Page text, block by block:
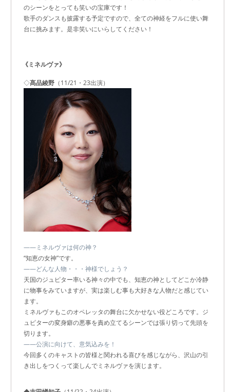
のシーンをとっても笑いの宝庫です！
歌手のダンスも披露する予定ですので、全ての神経をフルに使い舞
台に挑みます。是非笑いにいらしてください！
《ミネルヴァ》
◇髙品綾野 （11/21・23出演）
――ミネルヴァは何の神？
“知恵の女神”です。
――どんな人物・・・神様でしょう？
天国のジュピター率いる神々の中でも、知恵の神としてどこか冷静
に物事をみていますが、実は楽しむ事も大好きな人物だと感じてい
ます。
ミネルヴァもこのオペレッタの舞台に欠かせない役どころです。ジ
ュピターの変身癖の悪事を責め立てるシーンでは張り切って先頭を
切ります。
――公演に向けて、意気込みを！
今回多くのキャストの皆様と関われる喜びを感じながら、沢山の引
き出しをつくって楽しんでミネルヴァを演じます。